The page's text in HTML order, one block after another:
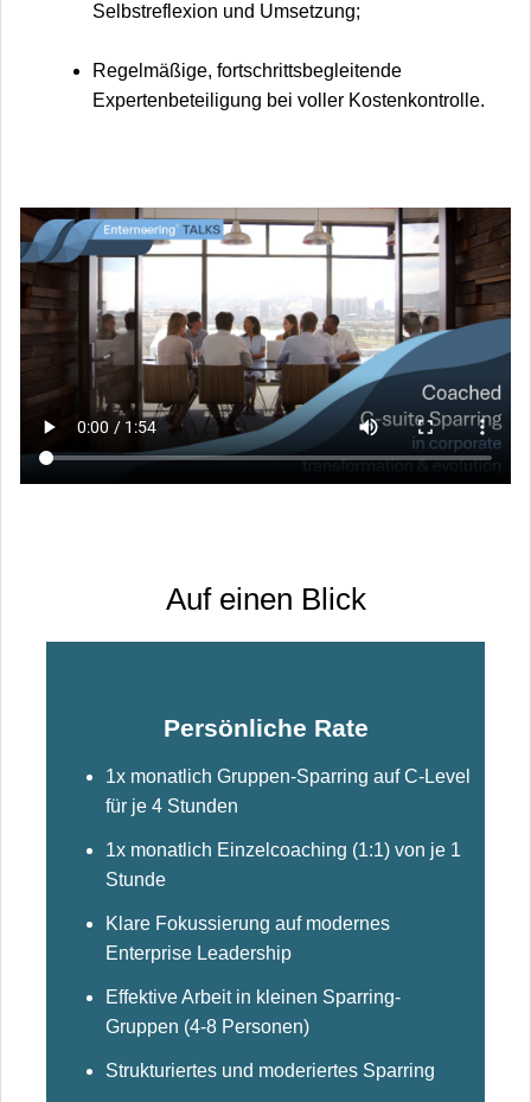
Selbstreflexion und Umsetzung;
Regelmäßige, fortschrittsbegleitende
Expertenbeteiligung bei voller Kostenkontrolle.
​Auf einen Blick
Persönliche Rate
1x monatlich Gruppen-Sparring auf C-Level
für je 4 Stunden
1x monatlich Einzelcoaching (1:1) von je 1
Stunde
Klare Fokussierung auf modernes
Enterprise Leadership
Effektive Arbeit in kleinen Sparring-
Gruppen (4-8 Personen)
Strukturiertes und moderiertes Sparring